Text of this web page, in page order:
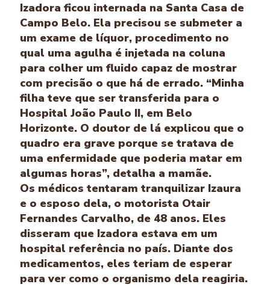
Izadora ficou internada na Santa Casa de
Campo Belo. Ela precisou se submeter a
um exame de líquor, procedimento no
qual uma agulha é injetada na coluna
para colher um fluido capaz de mostrar
com precisão o que há de errado. “Minha
filha teve que ser transferida para o
Hospital João Paulo II, em Belo
Horizonte. O doutor de lá explicou que o
quadro era grave porque se tratava de
uma enfermidade que poderia matar em
algumas horas”, detalha a mamãe.
Os médicos tentaram tranquilizar Izaura
e o esposo dela, o motorista Otair
Fernandes Carvalho, de 48 anos. Eles
disseram que Izadora estava em um
hospital referência no país. Diante dos
medicamentos, eles teriam de esperar
para ver como o organismo dela reagiria.